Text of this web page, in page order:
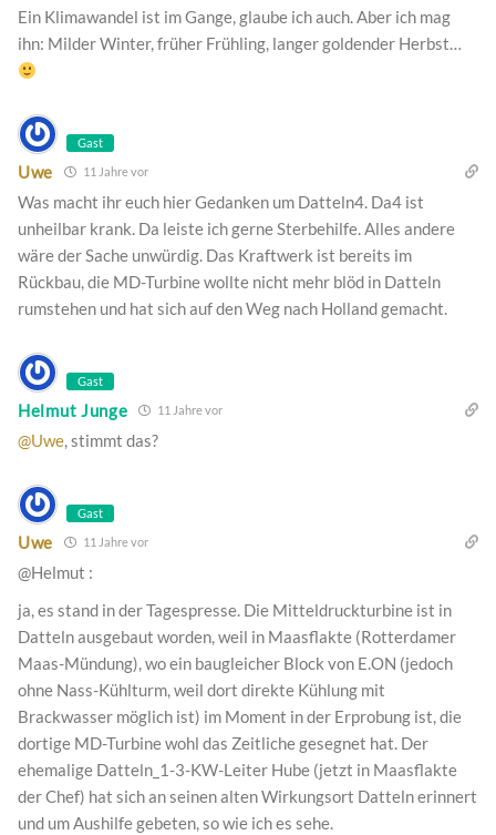
Ein Klimawandel ist im Gange, glaube ich auch. Aber ich mag
ihn: Milder Winter, früher Frühling, langer goldender Herbst…
Gast
Uwe 11 Jahre vor
Was macht ihr euch hier Gedanken um Datteln4. Da4 ist
unheilbar krank. Da leiste ich gerne Sterbehilfe. Alles andere
wäre der Sache unwürdig. Das Kraftwerk ist bereits im
Rückbau, die MD-Turbine wollte nicht mehr blöd in Datteln
rumstehen und hat sich auf den Weg nach Holland gemacht.
Gast
Helmut Junge 11 Jahre vor
@Uwe, stimmt das?
Gast
Uwe 11 Jahre vor
@Helmut :
ja, es stand in der Tagespresse. Die Mitteldruckturbine ist in
Datteln ausgebaut worden, weil in Maasflakte (Rotterdamer
Maas-Mündung), wo ein baugleicher Block von E.ON (jedoch
ohne Nass-Kühlturm, weil dort direkte Kühlung mit
Brackwasser möglich ist) im Moment in der Erprobung ist, die
dortige MD-Turbine wohl das Zeitliche gesegnet hat. Der
ehemalige Datteln_1-3-KW-Leiter Hube (jetzt in Maasflakte
der Chef) hat sich an seinen alten Wirkungsort Datteln erinnert
und um Aushilfe gebeten, so wie ich es sehe.